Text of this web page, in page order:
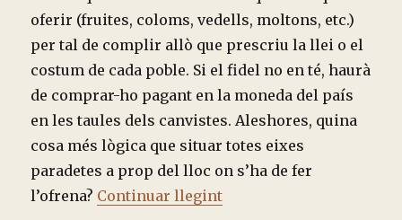
oferir (fruites, coloms, vedells, moltons, etc.)
per tal de complir allò que prescriu la llei o el
costum de cada poble. Si el fidel no en té, haurà
de comprar-ho pagant en la moneda del país
en les taules dels canvistes. Aleshores, quina
cosa més lògica que situar totes eixes
paradetes a prop del lloc on s’ha de fer
l’ofrena? Continuar llegint“TRES MINUTS AMB